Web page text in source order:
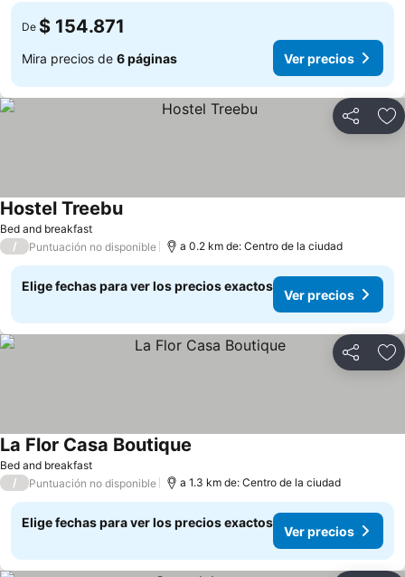
De $ 154.871
Mira precios de 6 páginas Ver precios
Compartir
Bed and breakfast
Hostel Treebu
/ Puntuación no disponible a 0.2 km de: Centro de la ciudad
Elige fechas para ver los precios exactos
Ver precios
Compartir
Bed and breakfast
La Flor Casa Boutique
/ Puntuación no disponible a 1.3 km de: Centro de la ciudad
Elige fechas para ver los precios exactos
Ver precios